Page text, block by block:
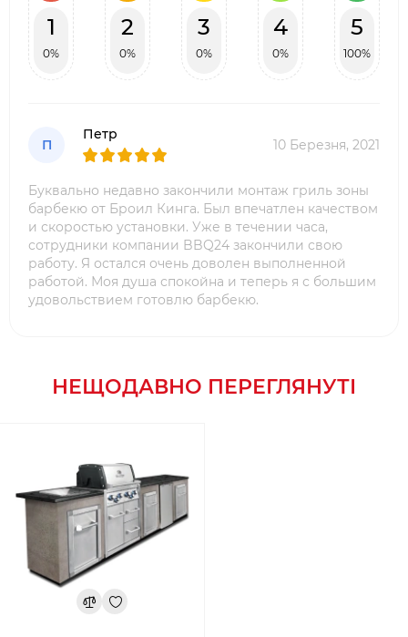
Або, Ви можете приготувати соус барбекю з
допомогою бічної газової конфорки. Великий
жарочної поверхні, Вам вистачить нагодувати до
10 осіб одночасно. І головне, різноманітними
Досягнення нашої компанії:
·
Офіційний представник Broil King на
території України
·
Виконуємо умови гарантії та сервісного
обслуговування
·
Будівництво гриль-зони барбекю під ключ
·
Реалізуємо роботи від фундаменту до
Прорахунок, візуалізація і виїзд на об'єкт –
1
0%
2
0%
3
0%
4
0%
5
100%
П
Петр
10 Березня, 2021
Буквально недавно закончили монтаж гриль зоны
барбекю от Броил Кинга. Был впечатлен качеством
и скоростью установки. Уже в течении часа,
сотрудники компании BBQ24 закончили свою
работу. Я остался очень доволен выполненной
работой. Моя душа спокойна и теперь я с большим
удовольствием готовлю барбекю.
НЕЩОДАВНО ПЕРЕГЛЯНУТІ